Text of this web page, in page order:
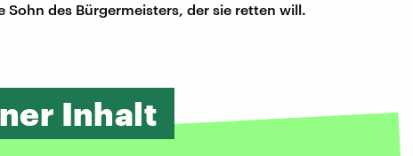
Sohn des Bürgermeisters, der sie retten will.
Inhalt